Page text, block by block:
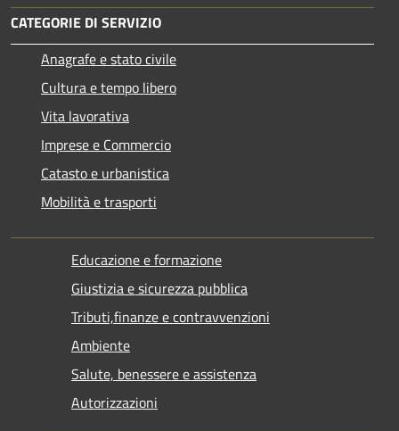
CATEGORIE DI SERVIZIO
Anagrafe e stato civile
Cultura e tempo libero
Vita lavorativa
Imprese e Commercio
Catasto e urbanistica
Mobilità e trasporti
Educazione e formazione
Giustizia e sicurezza pubblica
Tributi,finanze e contravvenzioni
Ambiente
Salute, benessere e assistenza
Autorizzazioni